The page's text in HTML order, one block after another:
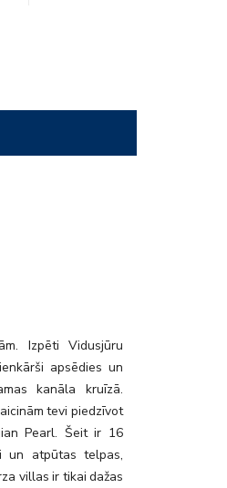
Izpēti Vidusjūru
apsēdies un
kanāla kruīzā.
tevi piedzīvot
Pearl. Šeit ir 16
un atpūtas telpas,
villas ir tikai dažas